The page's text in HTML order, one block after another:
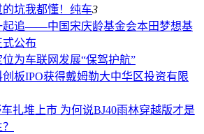
坑我都懂！ 纯车3
起追——中国宋庆龄基金会本田梦想基
公布
为车联网发展“保驾护航”
板IPO获得戴姆勒大中华区投资有限
扎堆上市 为何说BJ40雨林穿越版才是